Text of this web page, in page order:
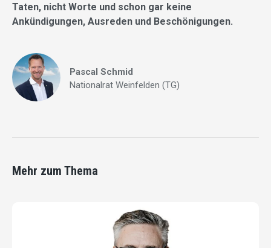
Taten, nicht Worte und schon gar keine
Ankündigungen, Ausreden und Beschönigungen.
Pascal Schmid
Nationalrat Weinfelden (TG)
Mehr zum Thema